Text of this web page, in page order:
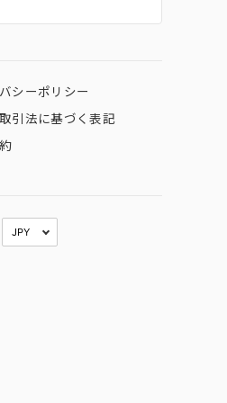
シーポリシー
引法に基づく表記